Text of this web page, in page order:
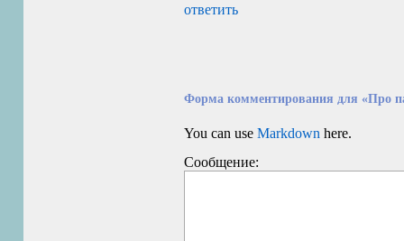
ответить
Форма комментирования для «Про
You can use Markdown here.
Сообщение: